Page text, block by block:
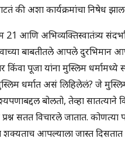
अशा कार्यक्रमांचा निषेध
आणि अभिव्यक्तिस्वातंत्र्य
बाबतीतले आपले दुरभिमान
किंवा पूजा यांना मुस्लिम
धर्मात असं लिहिलेलं? जे
बोलतो, तेव्हा सातत्याने
प्रश्न सतत विचारले जातात.
शक्यताच आपल्याला जास्त